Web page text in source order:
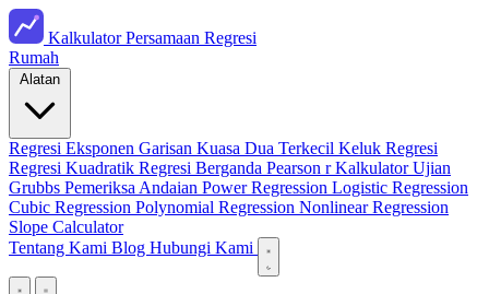
Kalkulator Persamaan Regresi
Rumah
Regresi Eksponen Garisan Kuasa Dua Terkecil Keluk Regresi
Regresi Kuadratik Regresi Berganda Pearson r KalkulatorUjian
Grubbs Pemeriksa Andaian Power Regression Logistic Regression
Cubic Regression Polynomial Regression Nonlinear Regression
Slope Calculator
Tentang Kami Blog Hubungi Kami